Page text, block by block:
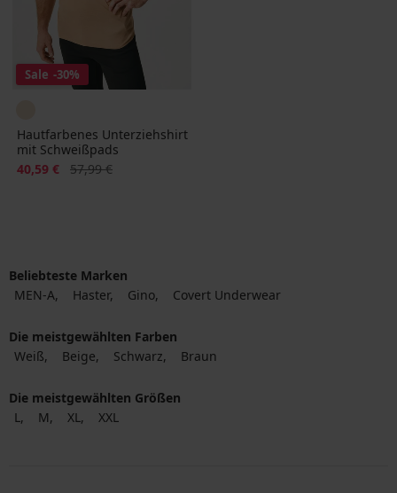
Sale -30%
Hautfarbenes Unterziehshirt
mit Schweißpads
Rabatt
40,59 € Alter Preis
57,99 €
Beliebteste Marken
MEN-A
Haster Gino Covert Underwear
Die meistgewählten Farben
Weiß
Beige Schwarz Braun
Die meistgewählten Größen
L
M XL XXL